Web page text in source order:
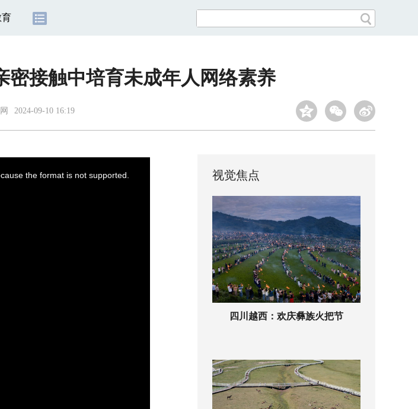
育
密接触中培育未成年人网络素养
2024-09-10 16:19
the format is not supported. 视觉焦点
四川越西：欢庆彝族火把节